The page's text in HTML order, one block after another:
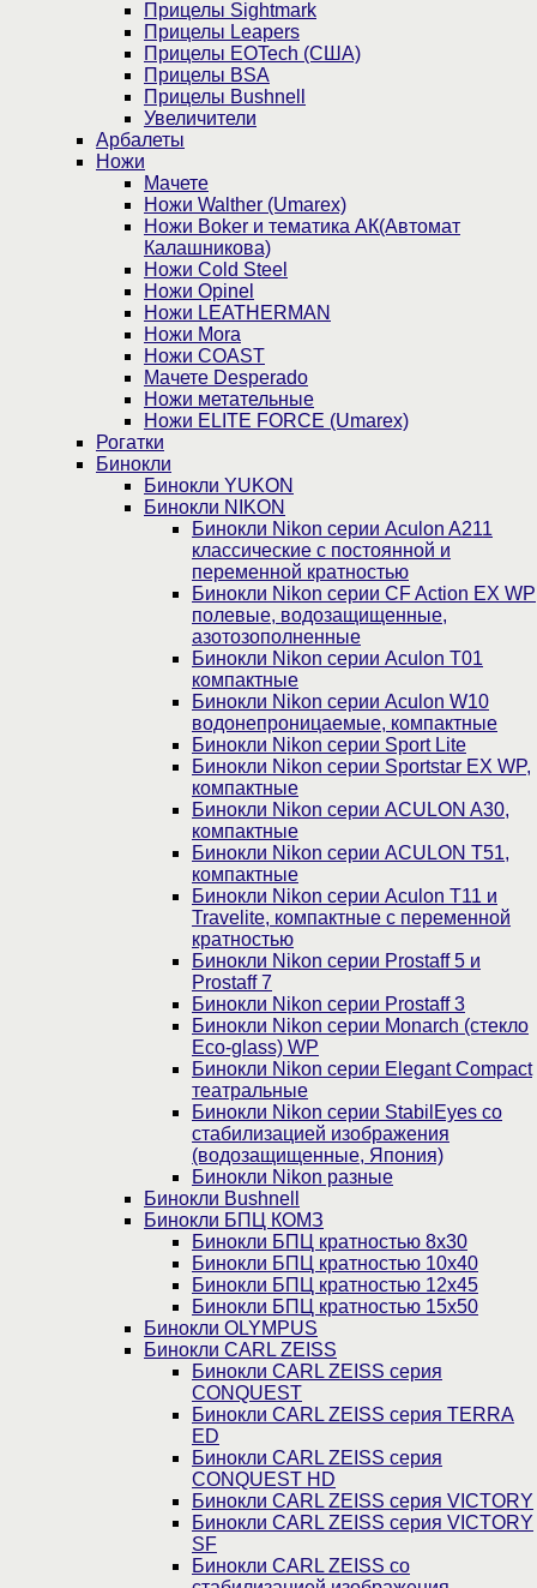
Прицелы Sightmark
Прицелы Leapers
Прицелы EOTech (США)
Прицелы BSA
Прицелы Bushnell
Увеличители
Арбалеты
Ножи
Мачете
Ножи Walther (Umarex)
Ножи Boker и тематика АК(Автомат
Калашникова)
Ножи Cold Steel
Ножи Opinel
Ножи LEATHERMAN
Ножи Mora
Ножи COAST
Мачете Desperado
Ножи метательные
Ножи ELITE FORCE (Umarex)
Рогатки
Бинокли
Бинокли YUKON
Бинокли NIKON
Бинокли Nikon серии Aculon A211
классические с постоянной и
переменной кратностью
Бинокли Nikon серии СF Action EX WP
полевые, водозащищенные,
азотозополненные
Бинокли Nikon серии Aculon T01
компактные
Бинокли Nikon серии Aculon W10
водонепроницаемые, компактные
Бинокли Nikon серии Sport Lite
Бинокли Nikon серии Sportstar EX WP,
компактные
Бинокли Nikon серии ACULON A30,
компактные
Бинокли Nikon серии ACULON Т51,
компактные
Бинокли Nikon серии Aculon T11 и
Travelite, компактные с переменной
кратностью
Бинокли Nikon серии Prostaff 5 и
Prostaff 7
Бинокли Nikon серии Prostaff 3
Бинокли Nikon серии Monarch (стекло
Eco-glass) WP
Бинокли Nikon серии Elegant Compact
театральные
Бинокли Nikon серии StabilEyes со
стабилизацией изображения
(водозащищенные, Япония)
Бинокли Nikon разные
Бинокли Bushnell
Бинокли БПЦ КОМЗ
Бинокли БПЦ кратностью 8х30
Бинокли БПЦ кратностью 10х40
Бинокли БПЦ кратностью 12х45
Бинокли БПЦ кратностью 15х50
Бинокли OLYMPUS
Бинокли CARL ZEISS
Бинокли CARL ZEISS серия
CONQUEST
Бинокли CARL ZEISS серия TERRA
ED
Бинокли CARL ZEISS серия
CONQUEST HD
Бинокли CARL ZEISS серия VICTORY
Бинокли CARL ZEISS серия VICTORY
SF
Бинокли CARL ZEISS со